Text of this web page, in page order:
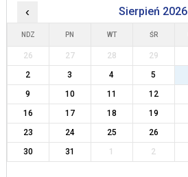
‹ Sierpień 2026
NDZ PN WT ŚR
26 27 28 29
2
3 4 5
9
10 11 12
16
17 18 19
23
24 25 26
30
31 1 2